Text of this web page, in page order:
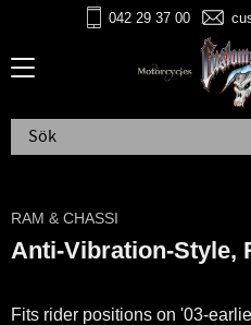
042 29 37 00
RAM & CHASSI
Anti-Vibration-Style,
Fits rider positions on '03-